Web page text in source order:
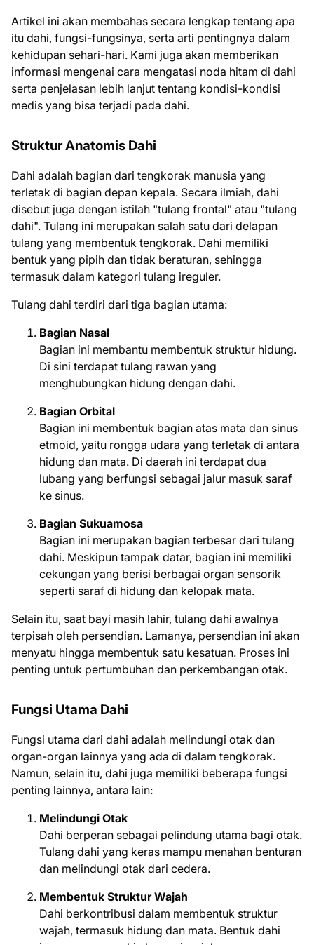
Artikel ini akan membahas secara lengkap tentang apa
itu dahi, fungsi-fungsinya, serta arti pentingnya dalam
kehidupan sehari-hari. Kami juga akan memberikan
informasi mengenai cara mengatasi noda hitam di dahi
serta penjelasan lebih lanjut tentang kondisi-kondisi
medis yang bisa terjadi pada dahi.
Struktur Anatomis Dahi
Dahi adalah bagian dari tengkorak manusia yang
terletak di bagian depan kepala. Secara ilmiah, dahi
disebut juga dengan istilah "tulang frontal" atau "tulang
dahi". Tulang ini merupakan salah satu dari delapan
tulang yang membentuk tengkorak. Dahi memiliki
bentuk yang pipih dan tidak beraturan, sehingga
termasuk dalam kategori tulang ireguler.
Tulang dahi terdiri dari tiga bagian utama:
Bagian Nasal
Bagian ini membantu membentuk struktur hidung.
Di sini terdapat tulang rawan yang
menghubungkan hidung dengan dahi.
Bagian Orbital
Bagian ini membentuk bagian atas mata dan sinus
etmoid, yaitu rongga udara yang terletak di antara
hidung dan mata. Di daerah ini terdapat dua
lubang yang berfungsi sebagai jalur masuk saraf
ke sinus.
Bagian Sukuamosa
Bagian ini merupakan bagian terbesar dari tulang
dahi. Meskipun tampak datar, bagian ini memiliki
cekungan yang berisi berbagai organ sensorik
seperti saraf di hidung dan kelopak mata.
Selain itu, saat bayi masih lahir, tulang dahi awalnya
terpisah oleh persendian. Lamanya, persendian ini akan
menyatu hingga membentuk satu kesatuan. Proses ini
penting untuk pertumbuhan dan perkembangan otak.
Fungsi Utama Dahi
Fungsi utama dari dahi adalah melindungi otak dan
organ-organ lainnya yang ada di dalam tengkorak.
Namun, selain itu, dahi juga memiliki beberapa fungsi
penting lainnya, antara lain:
Melindungi Otak
Dahi berperan sebagai pelindung utama bagi otak.
Tulang dahi yang keras mampu menahan benturan
dan melindungi otak dari cedera.
Membentuk Struktur Wajah
Dahi berkontribusi dalam membentuk struktur
wajah, termasuk hidung dan mata. Bentuk dahi